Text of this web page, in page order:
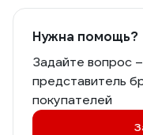
Нужна помощь?
Задайте вопрос
представитель
покупателей